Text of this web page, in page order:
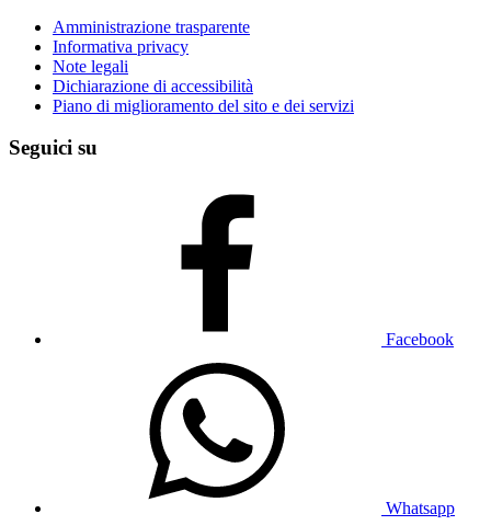
Amministrazione trasparente
Informativa privacy
Note legali
Dichiarazione di accessibilità
Piano di miglioramento del sito e dei servizi
Seguici su
Facebook
Whatsapp